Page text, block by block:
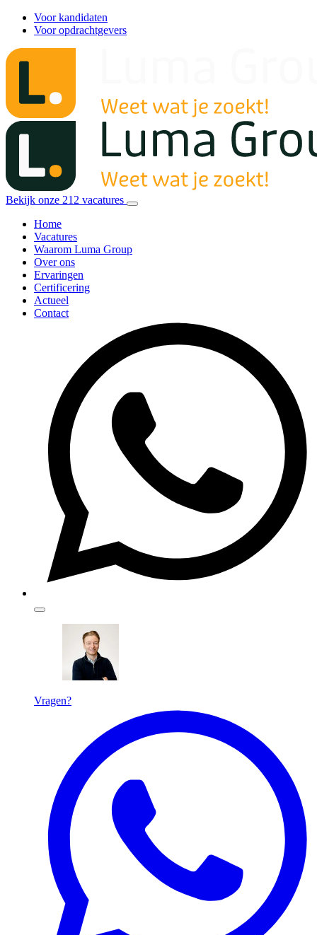
Voor kandidaten
Voor opdrachtgevers
Bekijk onze 212 vacatures
Home
Vacatures
Waarom Luma Group
Over ons
Ervaringen
Certificering
Actueel
Contact
Vragen?